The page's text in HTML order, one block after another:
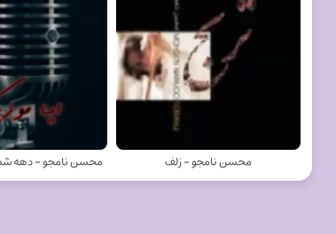
محسن نامجو - زلف محسن نامجو - دهه